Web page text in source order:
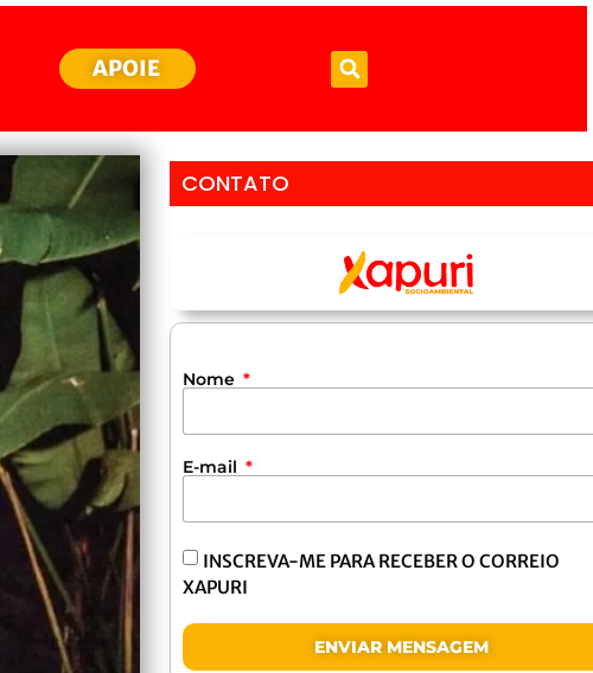
APOIE
CONTATO
Nome
E-mail
INSCREVA-ME PARA RECEBER O CORREIO
XAPURI
ENVIAR MENSAGEM